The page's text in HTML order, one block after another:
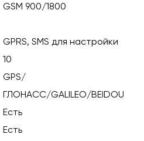
GSM 900/1800
GPRS, SMS для настройки
10
GPS/
ГЛОНАСС/GALILEO/BEIDOU
Есть
Есть